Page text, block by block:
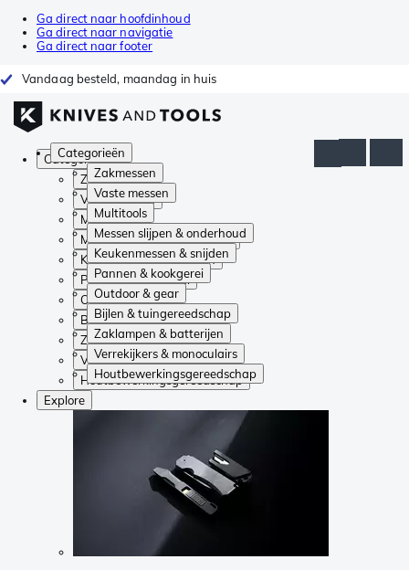
Ga direct naar hoofdinhoud
Ga direct naar navigatie
Ga direct naar footer
Vandaag besteld, maandag in huis
Categorieën
Zakmessen
Vaste messen
Multitools
Messen slijpen & onderhoud
Keukenmessen & snijden
Pannen & kookgerei
Outdoor & gear
Bijlen & tuingereedschap
Zaklampen & batterijen
Verrekijkers & monoculairs
Houtbewerkingsgereedschap
Categorieën
Zakmessen
Vaste messen
Multitools
Messen slijpen & onderhoud
Keukenmessen & snijden
Pannen & kookgerei
Outdoor & gear
Bijlen & tuingereedschap
Zaklampen & batterijen
Verrekijkers & monoculairs
Houtbewerkingsgereedschap
Explore